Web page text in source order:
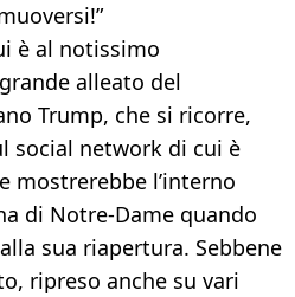
è al notissimo
alleato del
Trump, che si ricorre,
social network di cui è
mostrerebbe l’interno
di Notre-Dame quando
sua riapertura. Sebbene
ripreso anche su vari